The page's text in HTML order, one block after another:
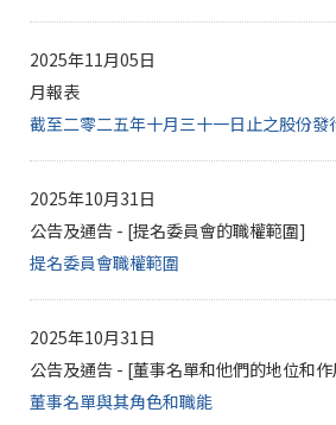
2025年11月05日
月報表
截至二零二五年十月三十一日止之股份
2025年10月31日
公告及通告 - [提名委員會的職權範圍]
提名委員會職權範圍
2025年10月31日
公告及通告 - [董事名單和他們的地位和
董事名單與其角色和職能